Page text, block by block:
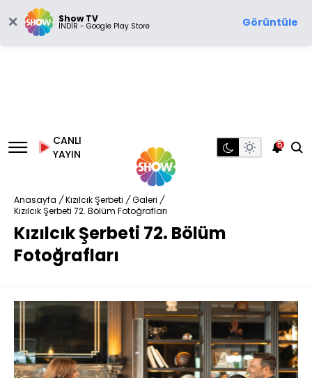
Show TV
İNDİR - Google Play Store Görüntüle
CANLI
YAYIN
5
Anasayfa / Kızılcık Şerbeti / Galeri /
Kızılcık Şerbeti 72. Bölüm Fotoğrafları
Kızılcık Şerbeti 72. Bölüm
Fotoğrafları